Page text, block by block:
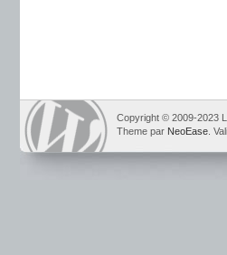
Copyright © 2009-2023
Theme par NeoEase .